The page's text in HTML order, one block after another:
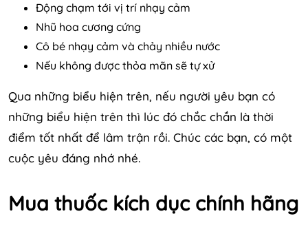
Động chạm tới vị trí nhạy cảm
Nhũ hoa cương cứng
Cô bé nhạy cảm và chảy nhiều nước
Nếu không được thỏa mãn sẽ tự xử
Qua những biểu hiện trên, nếu người yêu bạn có
những biểu hiện trên thì lúc đó chắc chắn là thời
điểm tốt nhất để lâm trận rồi. Chúc các bạn, có một
cuộc yêu đáng nhớ nhé.
Mua thuốc kích dục chính hãng